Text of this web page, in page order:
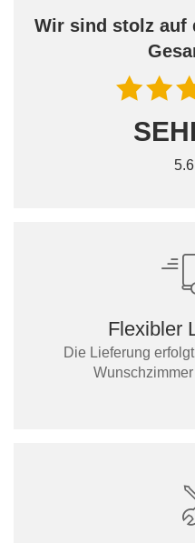
Wir sind stolz auf
Flexibler
Die Lieferung